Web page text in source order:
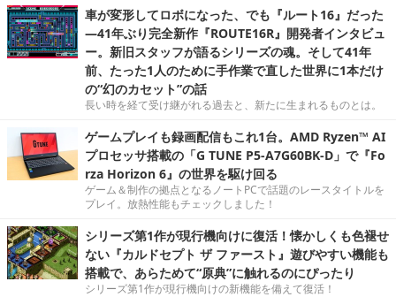
車が変形してロボになった、でも『ルート16』だった
―41年ぶり完全新作『ROUTE16R』開発者インタビュ
ー。新旧スタッフが語るシリーズの魂。そして41年
前、たった1人のために手作業で直した世界に1本だけ
の“幻のカセット”の話
長い時を経て受け継がれる過去と、新たに生まれるものとは。
ゲームプレイも録画配信もこれ1台。AMD Ryzen™ AI
プロセッサ搭載の「G TUNE P5-A7G60BK-D」で『Fo
rza Horizon 6』の世界を駆け回る
ゲーム＆制作の拠点となるノートPCで話題のレースタイトルを
プレイ。放熱性能もチェックしました！
シリーズ第1作が現行機向けに復活！懐かしくも色褪せ
ない『カルドセプト ザ ファースト』遊びやすい機能も
搭載で、あらためて“原典”に触れるのにぴったり
シリーズ第1作が現行機向けの新機能を備えて復活！